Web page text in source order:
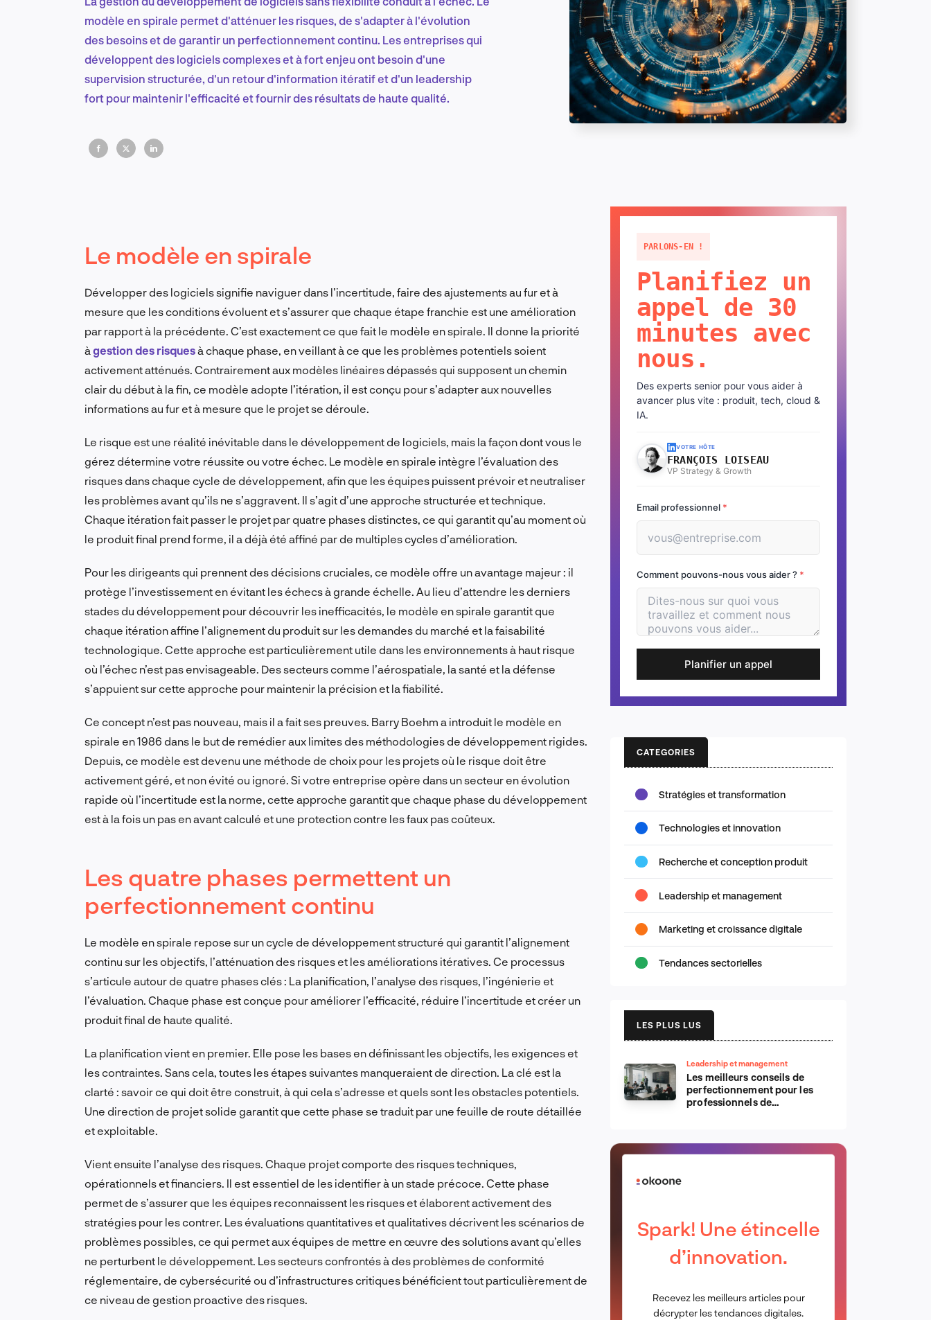
Marketing et croissance digitale
Recherche et conception produit
FR
modèle en spirale permet d'atténuer les risques, de s'adapter à l'évolution
des besoins et de garantir un perfectionnement continu. Les entreprises qui
développent des logiciels complexes et à fort enjeu ont besoin d'une
supervision structurée, d'un retour d'information itératif et d'un leadership
fort pour maintenir l'efficacité et fournir des résultats de haute qualité.
Le modèle en spirale
Développer des logiciels signifie naviguer dans l’incertitude, faire des ajustements au fur et à
mesure que les conditions évoluent et s’assurer que chaque étape franchie est une amélioration
par rapport à la précédente. C’est exactement ce que fait le modèle en spirale. Il donne la priorité
à gestion des risquesà chaque phase, en veillant à ce que les problèmes potentiels soient
activement atténués. Contrairement aux modèles linéaires dépassés qui supposent un chemin
clair du début à la fin, ce modèle adopte l’itération, il est conçu pour s’adapter aux nouvelles
informations au fur et à mesure que le projet se déroule.
Le risque est une réalité inévitable dans le développement de logiciels, mais la façon dont vous le
gérez détermine votre réussite ou votre échec. Le modèle en spirale intègre l’évaluation des
risques dans chaque cycle de développement, afin que les équipes puissent prévoir et neutraliser
les problèmes avant qu’ils ne s’aggravent. Il s’agit d’une approche structurée et technique.
Chaque itération fait passer le projet par quatre phases distinctes, ce qui garantit qu’au moment où
le produit final prend forme, il a déjà été affiné par de multiples cycles d’amélioration.
Pour les dirigeants qui prennent des décisions cruciales, ce modèle offre un avantage majeur : il
protège l’investissement en évitant les échecs à grande échelle. Au lieu d’attendre les derniers
stades du développement pour découvrir les inefficacités, le modèle en spirale garantit que
chaque itération affine l’alignement du produit sur les demandes du marché et la faisabilité
technologique. Cette approche est particulièrement utile dans les environnements à haut risque
où l’échec n’est pas envisageable. Des secteurs comme l’aérospatiale, la santé et la défense
s’appuient sur cette approche pour maintenir la précision et la fiabilité.
Ce concept n’est pas nouveau, mais il a fait ses preuves. Barry Boehm a introduit le modèle en
spirale en 1986 dans le but de remédier aux limites des méthodologies de développement rigides.
Depuis, ce modèle est devenu une méthode de choix pour les projets où le risque doit être
activement géré, et non évité ou ignoré. Si votre entreprise opère dans un secteur en évolution
rapide où l’incertitude est la norme, cette approche garantit que chaque phase du développement
est à la fois un pas en avant calculé et une protection contre les faux pas coûteux.
Les quatre phases permettent un
perfectionnement continu
Le modèle en spirale repose sur un cycle de développement structuré qui garantit l’alignement
continu sur les objectifs, l’atténuation des risques et les améliorations itératives. Ce processus
s’articule autour de quatre phases clés : La planification, l’analyse des risques, l’ingénierie et
l’évaluation. Chaque phase est conçue pour améliorer l’efficacité, réduire l’incertitude et créer un
produit final de haute qualité.
La planification vient en premier. Elle pose les bases en définissant les objectifs, les exigences et
les contraintes. Sans cela, toutes les étapes suivantes manqueraient de direction. La clé est la
clarté : savoir ce qui doit être construit, à qui cela s’adresse et quels sont les obstacles potentiels.
Une direction de projet solide garantit que cette phase se traduit par une feuille de route détaillée
et exploitable.
Vient ensuite l’analyse des risques. Chaque projet comporte des risques techniques,
opérationnels et financiers. Il est essentiel de les identifier à un stade précoce. Cette phase
permet de s’assurer que les équipes reconnaissent les risques et élaborent activement des
stratégies pour les contrer. Les évaluations quantitatives et qualitatives décrivent les scénarios de
problèmes possibles, ce qui permet aux équipes de mettre en œuvre des solutions avant qu’elles
ne perturbent le développement. Les secteurs confrontés à des problèmes de conformité
réglementaire, de cybersécurité ou d’infrastructures critiques bénéficient tout particulièrement de
ce niveau de gestion proactive des risques.
PARLONS-EN !
Planifiez un
appel de 30
minutes avec
nous.
Des experts senior pour vous aider à
avancer plus vite : produit, tech, cloud &
IA.
VOTRE HÔTE
FRANÇOIS LOISEAU
VP Strategy & Growth
Email professionnel *
Comment pouvons-nous vous aider ? *
Planifier un appel
CATEGORIES
Stratégies et transformation
Technologies et innovation
Recherche et conception produit
Leadership et management
Marketing et croissance digitale
Tendances sectorielles
LES PLUS LUS
Leadership et management
Les meilleurs conseils de
perfectionnement pour les
professionnels de
Spark! Une étincelle
d’innovation.
Recevez les meilleurs articles pour
décrypter les tendances digitales.